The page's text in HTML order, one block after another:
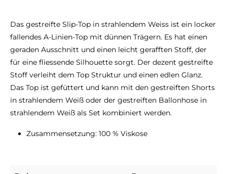
Das gestreifte Slip-Top in strahlendem Weiss ist ein locker
fallendes A-Linien-Top mit dünnen Trägern. Es hat einen
geraden Ausschnitt und einen leicht gerafften Stoff, der
für eine fliessende Silhouette sorgt. Der dezent gestreifte
Stoff verleiht dem Top Struktur und einen edlen Glanz.
Das Top ist gefüttert und kann mit den gestreiften Shorts
in strahlendem Weiß oder der gestreiften Ballonhose in
strahlendem Weiß als Set kombiniert werden.
Zusammensetzung: 100 % Viskose